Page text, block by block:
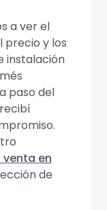
a ver el
precio y los
instalación
paso del
en
de